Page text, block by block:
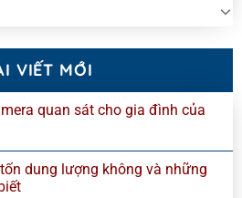
VIẾT MỚI
quan sát cho gia đình của
dung lượng không và những